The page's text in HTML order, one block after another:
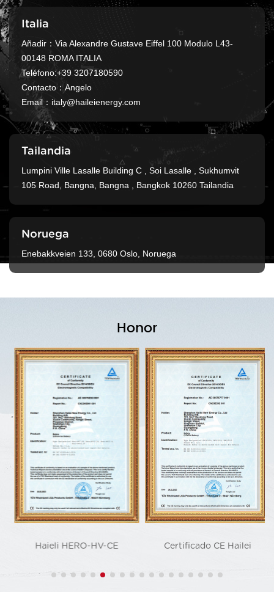
Italia
Añadir：Via Alexandre Gustave Eiffel 100 Modulo L43-
00148 ROMA ITALIA
Teléfono:+39 3207180590
Contacto：Angelo
Email： italy@haileienergy.com
Tailandia
Lumpini Ville Lasalle Building C , Soi Lasalle , Sukhumvit
105 Road, Bangna, Bangna , Bangkok 10260 Tailandia
Noruega
Enebakkveien 133, 0680 Oslo, Noruega
Honor
Haieli HERO-HV-CE Certificado CE Hailei